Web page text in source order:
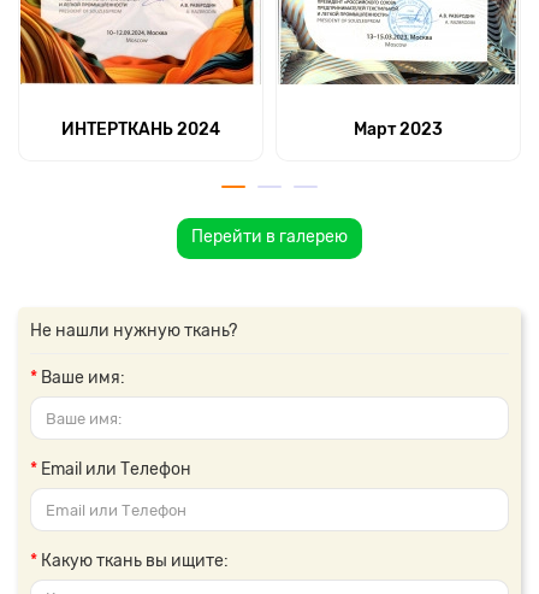
ИНТЕРТКАНЬ 2024 Март 2023
Перейти в галерею
Не нашли нужную ткань?
Ваше имя:
Email или Телефон
Какую ткань вы ищите: